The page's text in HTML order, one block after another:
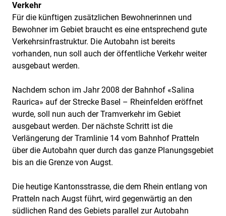
Verkehr
Für die künftigen zusätzlichen Bewohnerinnen und
Bewohner im Gebiet braucht es eine entsprechend gute
Verkehrsinfrastruktur. Die Autobahn ist bereits
vorhanden, nun soll auch der öffentliche Verkehr weiter
ausgebaut werden.
Nachdem schon im Jahr 2008 der Bahnhof «Salina
Raurica» auf der Strecke Basel – Rheinfelden eröffnet
wurde, soll nun auch der Tramverkehr im Gebiet
ausgebaut werden. Der nächste Schritt ist die
Verlängerung der Tramlinie 14 vom Bahnhof Pratteln
über die Autobahn quer durch das ganze Planungsgebiet
bis an die Grenze von Augst.
Die heutige Kantonsstrasse, die dem Rhein entlang von
Pratteln nach Augst führt, wird gegenwärtig an den
südlichen Rand des Gebiets parallel zur Autobahn